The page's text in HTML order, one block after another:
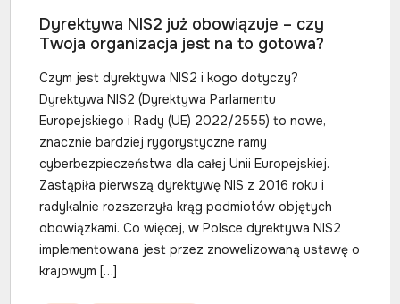
Dyrektywa NIS2 już obowiązuje – czy
Twoja organizacja jest na to gotowa?
Czym jest dyrektywa NIS2 i kogo dotyczy?
Dyrektywa NIS2 (Dyrektywa Parlamentu
Europejskiego i Rady (UE) 2022/2555) to nowe,
znacznie bardziej rygorystyczne ramy
cyberbezpieczeństwa dla całej Unii Europejskiej.
Zastąpiła pierwszą dyrektywę NIS z 2016 roku i
radykalnie rozszerzyła krąg podmiotów objętych
obowiązkami. Co więcej, w Polsce dyrektywa NIS2
implementowana jest przez znowelizowaną ustawę o
krajowym […]